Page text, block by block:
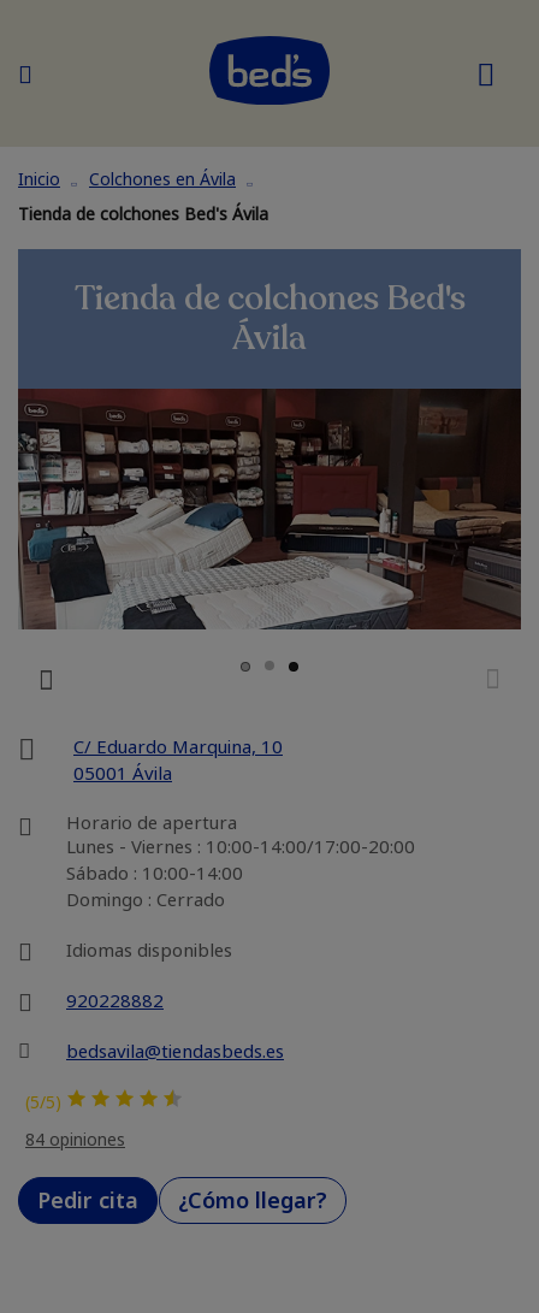
Inicio
Colchones en Ávila
Tienda de colchones Bed's Ávila
Tienda de colchones Bed's
Ávila
C/ Eduardo Marquina, 10
05001 Ávila
Horario de apertura
Lunes - Viernes : 10:00-14:00/17:00-20:00
Sábado : 10:00-14:00
Domingo : Cerrado
Idiomas disponibles
920228882
bedsavila@tiendasbeds.es
(5/5)
84 opiniones
Pedir cita ¿Cómo llegar?